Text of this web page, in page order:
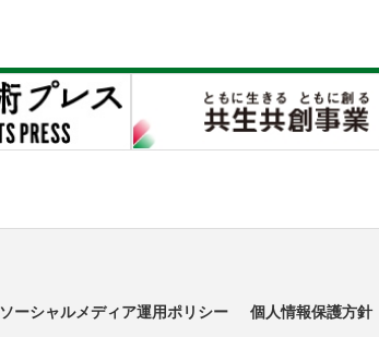
ソーシャルメディア運用ポリシー 個人情報保護方針